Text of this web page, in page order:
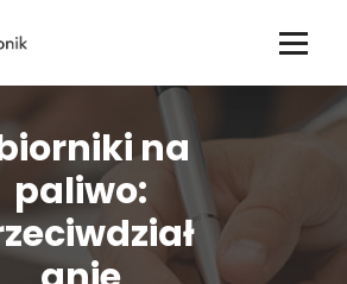
na
paliwo: